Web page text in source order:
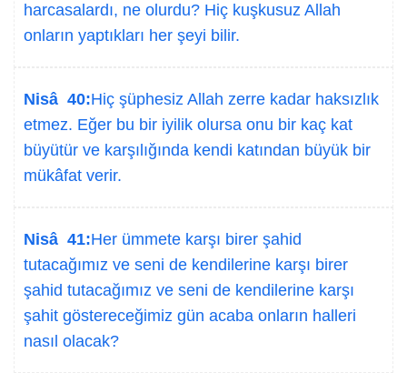
harcasalardı, ne olurdu? Hiç kuşkusuz Allah
onların yaptıkları her şeyi bilir.
Nisâ 40:Hiç şüphesiz Allah zerre kadar haksızlık
etmez. Eğer bu bir iyilik olursa onu bir kaç kat
büyütür ve karşılığında kendi katından büyük bir
mükâfat verir.
Nisâ 41:Her ümmete karşı birer şahid
tutacağımız ve seni de kendilerine karşı birer
şahid tutacağımız ve seni de kendilerine karşı
şahit göstereceğimiz gün acaba onların halleri
nasıl olacak?